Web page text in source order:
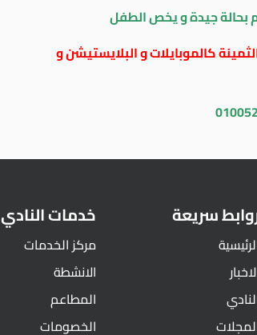
جيدة و يخص الطفل
كالموبايلات و البلايستيشن و
سريعة خدمات النادي
مركز الخدمات
الانشطة
المطاعم
الخصومات